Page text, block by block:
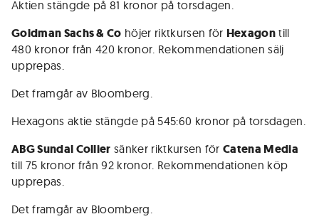
Aktien stängde på 81 kronor på torsdagen.
Goldman Sachs & Co höjer riktkursen för Hexagon till
480 kronor från 420 kronor. Rekommendationen sälj
upprepas.
Det framgår av Bloomberg.
Hexagons aktie stängde på 545:60 kronor på torsdagen.
ABG Sundal Collier sänker riktkursen förCatena Media
till 75 kronor från 92 kronor. Rekommendationen köp
upprepas.
Det framgår av Bloomberg.